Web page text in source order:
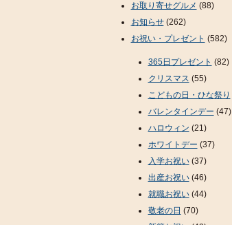
お取り寄せグルメ (88)
お知らせ(262)
お祝い・プレゼント (582)
365日プレゼント (82)
クリスマス (55)
こどもの日・ひな祭り
バレンタインデー (47)
ハロウィン (21)
ホワイトデー (37)
入学お祝い(37)
出産お祝い(46)
就職お祝い(44)
敬老の日 (70)